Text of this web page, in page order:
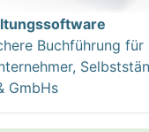
Buchführung für
GmbHs